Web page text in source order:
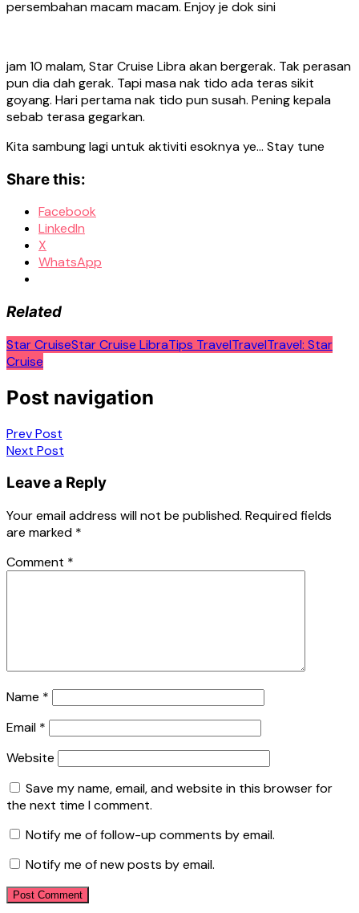
persembahan macam macam. Enjoy je dok sini
jam 10 malam, Star Cruise Libra akan bergerak. Tak perasan
pun dia dah gerak. Tapi masa nak tido ada teras sikit
goyang. Hari pertama nak tido pun susah. Pening kepala
sebab terasa gegarkan.
Kita sambung lagi untuk aktiviti esoknya ye… Stay tune
Share this:
Facebook
LinkedIn
X
WhatsApp
Related
Star CruiseStar Cruise LibraTips TravelTravelTravel: Star
Cruise
Post navigation
Prev Post
Next Post
Leave a Reply
Your email address will not be published. Required fields
are marked *
Comment *
Name *
Email *
Website
Save my name, email, and website in this browser for
the next time I comment.
Notify me of follow-up comments by email.
Notify me of new posts by email.